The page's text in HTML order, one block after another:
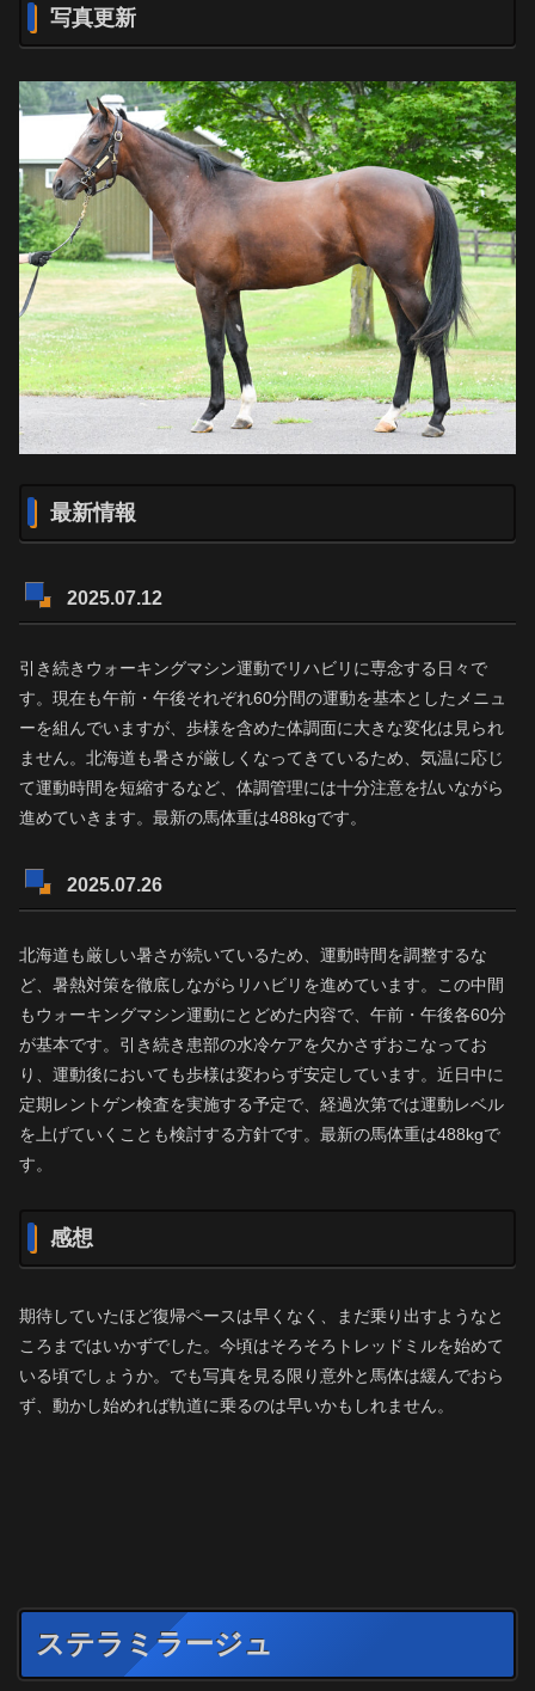
写真更新
最新情報
2025.07.12
引き続きウォーキングマシン運動でリハビリに専念する日々で
す。現在も午前・午後それぞれ60分間の運動を基本としたメニュ
ーを組んでいますが、歩様を含めた体調面に大きな変化は見られ
ません。北海道も暑さが厳しくなってきているため、気温に応じ
て運動時間を短縮するなど、体調管理には十分注意を払いながら
進めていきます。最新の馬体重は488kgです。
2025.07.26
北海道も厳しい暑さが続いているため、運動時間を調整するな
ど、暑熱対策を徹底しながらリハビリを進めています。この中間
もウォーキングマシン運動にとどめた内容で、午前・午後各60分
が基本です。引き続き患部の水冷ケアを欠かさずおこなってお
り、運動後においても歩様は変わらず安定しています。近日中に
定期レントゲン検査を実施する予定で、経過次第では運動レベル
を上げていくことも検討する方針です。最新の馬体重は488kgで
す。
感想
期待していたほど復帰ペースは早くなく、まだ乗り出すようなと
ころまではいかずでした。今頃はそろそろトレッドミルを始めて
いる頃でしょうか。でも写真を見る限り意外と馬体は緩んでおら
ず、動かし始めれば軌道に乗るのは早いかもしれません。
ステラミラージュ